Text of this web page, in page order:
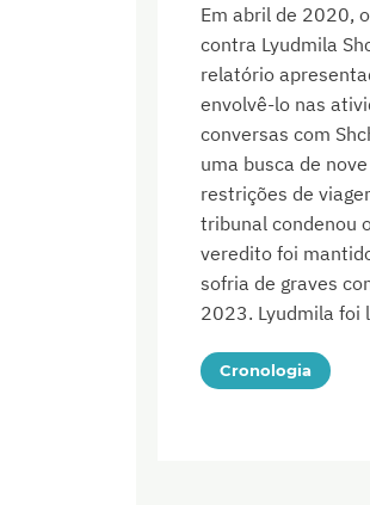
Em abril de 2020,
contra Lyudmila
relatório
envolvê-lo nas
conversas com
uma busca de
restrições de
tribunal condenou
veredito foi
sofria de graves
2023. Lyudmila foi
Cronologia